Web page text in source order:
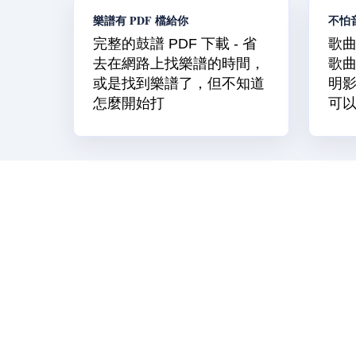
樂譜有 PDF 檔給你
完整的鼓譜 PDF 下載 - 省
去在網路上找樂譜的時間，
或是找到樂譜了，但不知道
怎麼開始打
不怕
歌
歌
明
可